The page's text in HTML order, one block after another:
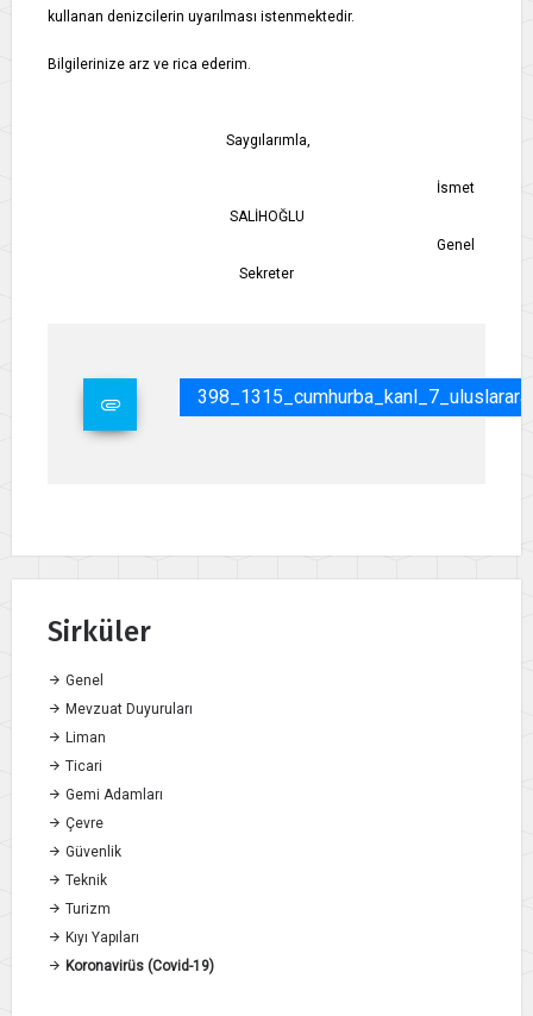
kullanan denizcilerin uyarılması istenmektedir.
Bilgilerinize arz ve rica ederim.
Saygılarımla,
İsmet
SALİHOĞLU
Genel
Sekreter
Sirküler
Genel
Mevzuat Duyuruları
Liman
Ticari
Gemi Adamları
Çevre
Güvenlik
Teknik
Turizm
Kıyı Yapıları
Koronavirüs (Covid-19)